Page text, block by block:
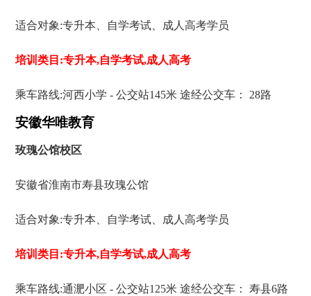
适合对象:专升本、自学考试、成人高考学员
培训类目:专升本,自学考试,成人高考
乘车路线:河西小学 - 公交站145米 途经公交车： 28路
安徽华唯教育
玫瑰公馆校区
安徽省淮南市寿县玫瑰公馆
适合对象:专升本、自学考试、成人高考学员
培训类目:专升本,自学考试,成人高考
乘车路线:通淝小区 - 公交站125米 途经公交车： 寿县6路